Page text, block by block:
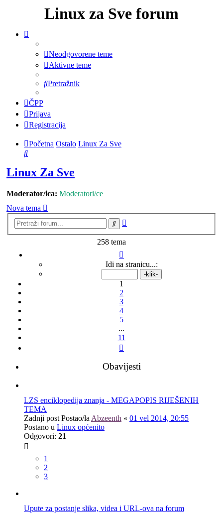
Linux za Sve forum
Neodgovorene teme
Aktivne teme
Pretražnik
ČPP
Prijava
Registracija
Početna Ostalo Linux Za Sve
Pretražnik
Linux Za Sve
Moderator/ica: Moderatori/ce
Nova tema
Pretražnik
258 tema
1/11.
Idi na stranicu...:
1
2
3
4
5
...
11
Obavijesti
LZS enciklopedija znanja - MEGAPOPIS RIJEŠENIH
TEMA
Zadnji post Postao/la Abzeenth « 01 vel 2014, 20:55
Postano u Linux općenito
Odgovori: 21
1
2
3
Upute za postanje slika, videa i URL-ova na forum